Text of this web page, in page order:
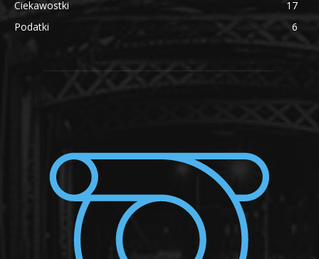
Ciekawostki
17
Podatki
6